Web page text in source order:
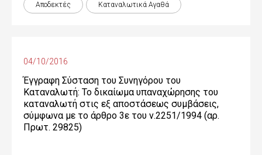
Αποδεκτές Καταναλωτικά Αγαθά
04/10/2016
Έγγραφη Σύσταση του Συνηγόρου του
Καταναλωτή: Το δικαίωμα υπαναχώρησης του
καταναλωτή στις εξ αποστάσεως συμβάσεις,
σύμφωνα με το άρθρο 3ε του ν.2251/1994 (αρ.
Πρωτ. 29825)